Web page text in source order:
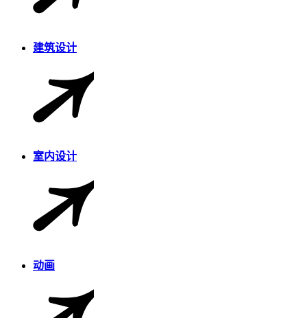
建筑设计
室内设计
动画